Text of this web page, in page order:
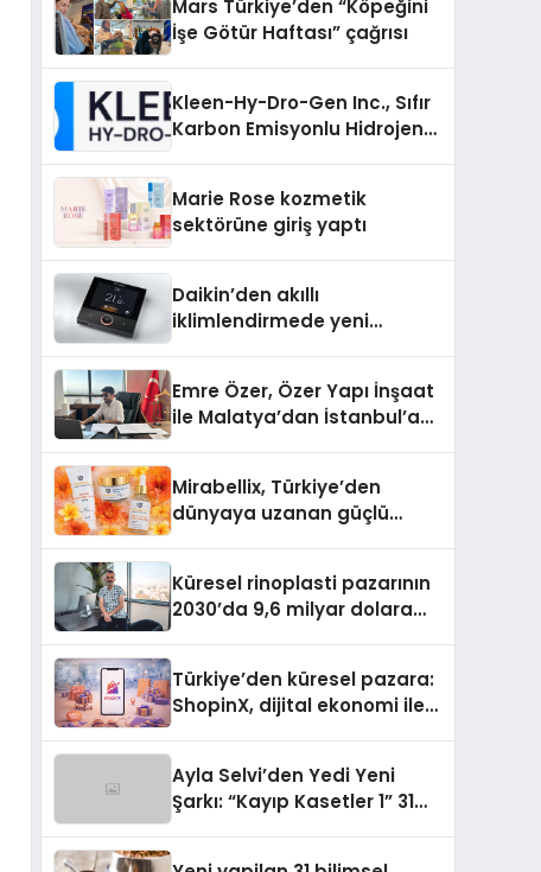
Mars Türkiye’den “Köpeğini
İşe Götür Haftası” çağrısı
Kleen-Hy-Dro-Gen Inc., Sıfır
Karbon Emisyonlu Hidrojen
Aldı
Marie Rose kozmetik
sektörüne giriş yaptı
Daikin’den akıllı
iklimlendirmede yeni
Emre Özer, Özer Yapı İnşaat
ile Malatya’dan İstanbul’a
Mirabellix, Türkiye’den
dünyaya uzanan güçlü
Küresel rinoplasti pazarının
2030’da 9,6 milyar dolara
Türkiye’den küresel pazara:
ShopinX, dijital ekonomi ile
Ayla Selvi’den Yedi Yeni
Şarkı: “Kayıp Kasetler 1” 31